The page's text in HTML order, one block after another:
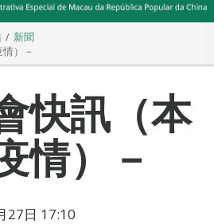
新聞
）－
快訊（本
情）－
27日 17:10